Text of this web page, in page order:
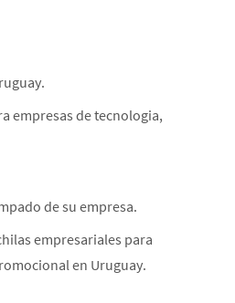
empresas de tecnologia,
de su empresa.
empresariales para
en Uruguay.